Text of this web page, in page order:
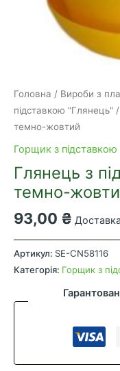
Головна / Вироби з
підставкою "Глянець"
темно-жовтий
Горщик з
Глянець з
темно-
93,00 ₴ Доставка
Глянець
з
підставкою
3.3л)
Артикул: SE-CN58116
Категорія: Горщик з